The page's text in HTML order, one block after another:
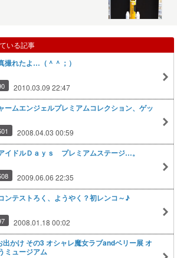
いる記事
撮れたよ…（＾＾；）
2010.03.09 22:47
ームエンジェルプレミアムコレクション、ゲッ
2008.04.03 00:59
イドルＤａｙｓ プレミアムステージ…。
2009.06.06 22:35
ンテストろく、ようやく？初レンコ～♪
2008.01.18 00:02
かけ その3 オシャレ魔女ラブandベリー展 オ
ミュージアム